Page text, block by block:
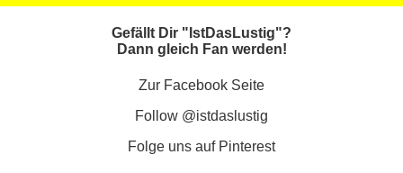
Gefällt Dir "IstDasLustig"?
Dann gleich Fan werden!
Zur Facebook Seite
Follow @istdaslustig
Folge uns auf Pinterest